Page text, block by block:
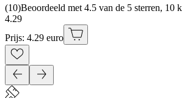
(10)Beoordeeld met 4.5 van de 5 sterren, 10
4.29
Prijs: 4.29 euro